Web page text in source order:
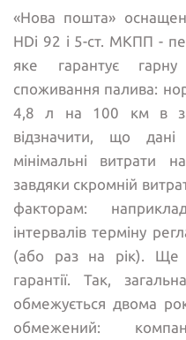
«Нова пошта»
HDi 92 і 5-ст. МКПП -
яке гарантує
споживання палива:
4,8 л на 100 км в
відзначити, що дані
мінімальні витрати
завдяки скромній
факторам:
інтервалів терміну
(або раз на рік). Ще
гарантії. Так,
обмежується двома
обмежений: